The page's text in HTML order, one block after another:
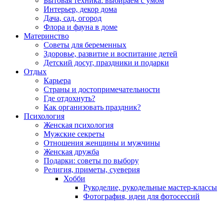
Интерьер, декор дома
Дача, сад, огород
Флора и фауна в доме
Материнство
Советы для беременных
Здоровье, развитие и воспитание детей
Детский досуг, праздники и подарки
Отдых
Карьера
Страны и достопримечательности
Где отдохнуть?
Как организовать праздник?
Психология
Женская психология
Мужские секреты
Отношения женщины и мужчины
Женская дружба
Подарки: советы по выбору
Религия, приметы, суеверия
Хобби
Рукоделие, рукодельные мастер-классы
Фотография, идеи для фотосессий